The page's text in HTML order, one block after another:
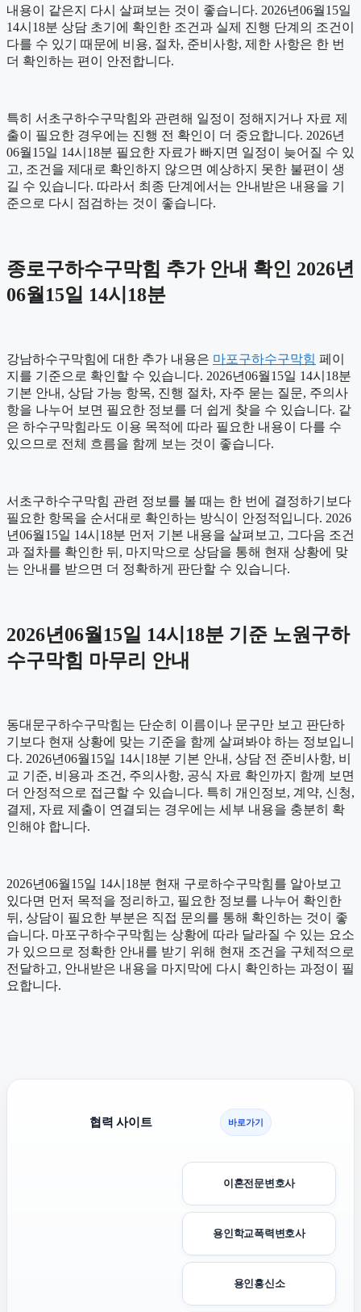
내용이 같은지 다시 살펴보는 것이 좋습니다. 2026년06월15일
14시18분 상담 초기에 확인한 조건과 실제 진행 단계의 조건이
다를 수 있기 때문에 비용, 절차, 준비사항, 제한 사항은 한 번
더 확인하는 편이 안전합니다.
특히 서초구하수구막힘와 관련해 일정이 정해지거나 자료 제
출이 필요한 경우에는 진행 전 확인이 더 중요합니다. 2026년
06월15일 14시18분 필요한 자료가 빠지면 일정이 늦어질 수 있
고, 조건을 제대로 확인하지 않으면 예상하지 못한 불편이 생
길 수 있습니다. 따라서 최종 단계에서는 안내받은 내용을 기
준으로 다시 점검하는 것이 좋습니다.
종로구하수구막힘 추가 안내 확인 2026년
06월15일 14시18분
강남하수구막힘에 대한 추가 내용은 마포구하수구막힘 페이
지를 기준으로 확인할 수 있습니다. 2026년06월15일 14시18분
기본 안내, 상담 가능 항목, 진행 절차, 자주 묻는 질문, 주의사
항을 나누어 보면 필요한 정보를 더 쉽게 찾을 수 있습니다. 같
은 하수구막힘라도 이용 목적에 따라 필요한 내용이 다를 수
있으므로 전체 흐름을 함께 보는 것이 좋습니다.
서초구하수구막힘 관련 정보를 볼 때는 한 번에 결정하기보다
필요한 항목을 순서대로 확인하는 방식이 안정적입니다. 2026
년06월15일 14시18분 먼저 기본 내용을 살펴보고, 그다음 조건
과 절차를 확인한 뒤, 마지막으로 상담을 통해 현재 상황에 맞
는 안내를 받으면 더 정확하게 판단할 수 있습니다.
2026년06월15일 14시18분 기준 노원구하
수구막힘 마무리 안내
동대문구하수구막힘는 단순히 이름이나 문구만 보고 판단하
기보다 현재 상황에 맞는 기준을 함께 살펴봐야 하는 정보입니
다. 2026년06월15일 14시18분 기본 안내, 상담 전 준비사항, 비
교 기준, 비용과 조건, 주의사항, 공식 자료 확인까지 함께 보면
더 안정적으로 접근할 수 있습니다. 특히 개인정보, 계약, 신청,
결제, 자료 제출이 연결되는 경우에는 세부 내용을 충분히 확
인해야 합니다.
2026년06월15일 14시18분 현재 구로하수구막힘를 알아보고
있다면 먼저 목적을 정리하고, 필요한 정보를 나누어 확인한
뒤, 상담이 필요한 부분은 직접 문의를 통해 확인하는 것이 좋
습니다. 마포구하수구막힘는 상황에 따라 달라질 수 있는 요소
가 있으므로 정확한 안내를 받기 위해 현재 조건을 구체적으로
전달하고, 안내받은 내용을 마지막에 다시 확인하는 과정이 필
요합니다.
협력 사이트 바로가기
이혼전문변호사
용인학교폭력변호사
용인흥신소